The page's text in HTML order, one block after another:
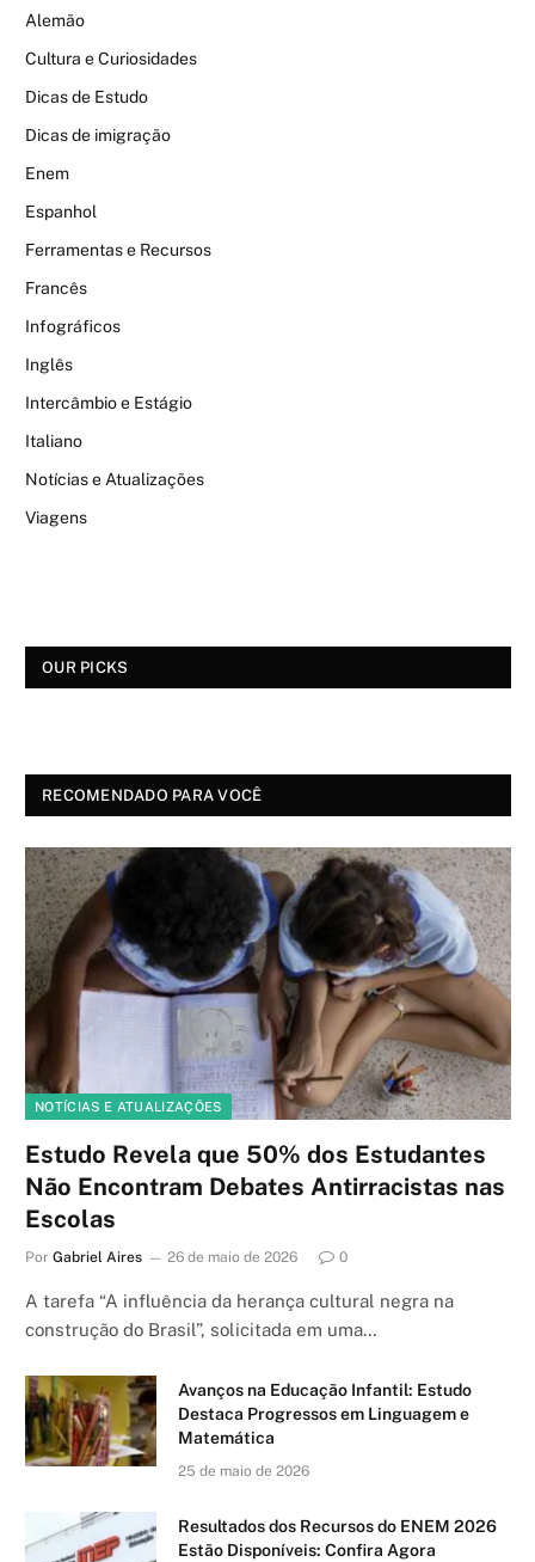
Alemão
Cultura e Curiosidades
Dicas de Estudo
Dicas de imigração
Enem
Espanhol
Ferramentas e Recursos
Francês
Infográficos
Inglês
Intercâmbio e Estágio
Italiano
Notícias e Atualizações
Viagens
OUR PICKS
RECOMENDADO PARA VOCÊ
NOTÍCIAS E ATUALIZAÇÕES
Estudo Revela que 50% dos Estudantes
Não Encontram Debates Antirracistas nas
Escolas
Por Gabriel Aires 26 de maio de 2026 0
A tarefa “A influência da herança cultural negra na
construção do Brasil”, solicitada em uma…
Avanços na Educação Infantil: Estudo
Destaca Progressos em Linguagem e
Matemática
25 de maio de 2026
Resultados dos Recursos do ENEM 2026
Estão Disponíveis: Confira Agora